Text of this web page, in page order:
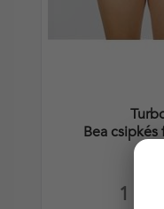
1
Bea csipkés